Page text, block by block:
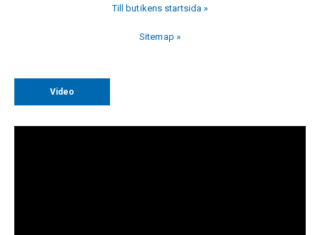
Till butikens startsida »
Sitemap »
Video